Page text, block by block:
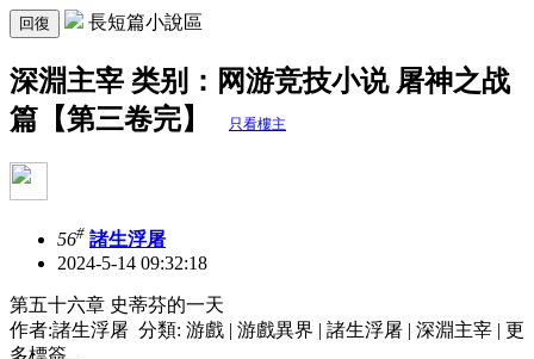
回復 長短篇小說區
深淵主宰 类别：网游竞技小说 屠神之战
篇【第三卷完】
只看樓主
56# 諸生浮屠
2024-5-14 09:32:18
第五十六章 史蒂芬的一天
作者:諸生浮屠 分類: 游戲 | 游戲異界 | 諸生浮屠 | 深淵主宰 | 更